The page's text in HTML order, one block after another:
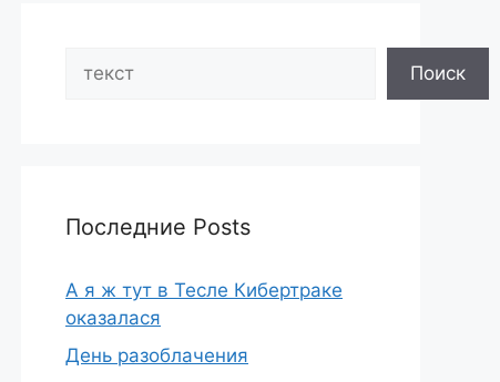
Поиск
Последние Posts
А я ж тут в Тесле Кибертраке
оказалася
День разоблачения